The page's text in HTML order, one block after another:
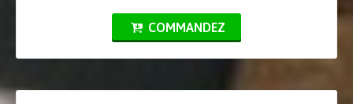
COMMANDEZ